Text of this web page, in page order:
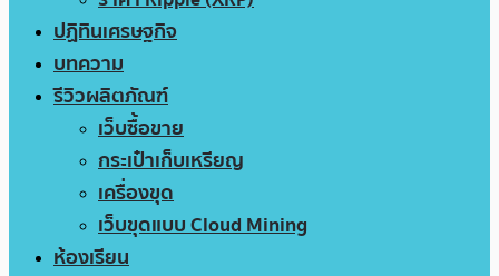
ปฏิทินเศรษฐกิจ
บทความ
รีวิวผลิตภัณฑ์
เว็บซื้อขาย
กระเป๋าเก็บเหรียญ
เครื่องขุด
เว็บขุดแบบ Cloud Mining
ห้องเรียน